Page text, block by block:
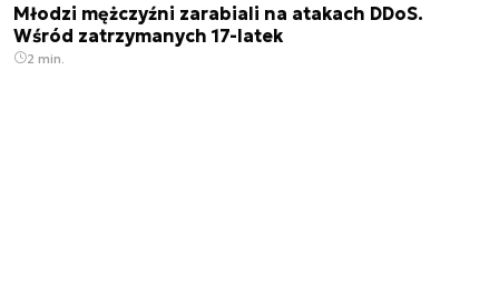
Młodzi mężczyźni zarabiali na atakach DDoS.
Wśród zatrzymanych 17-latek
2 min.